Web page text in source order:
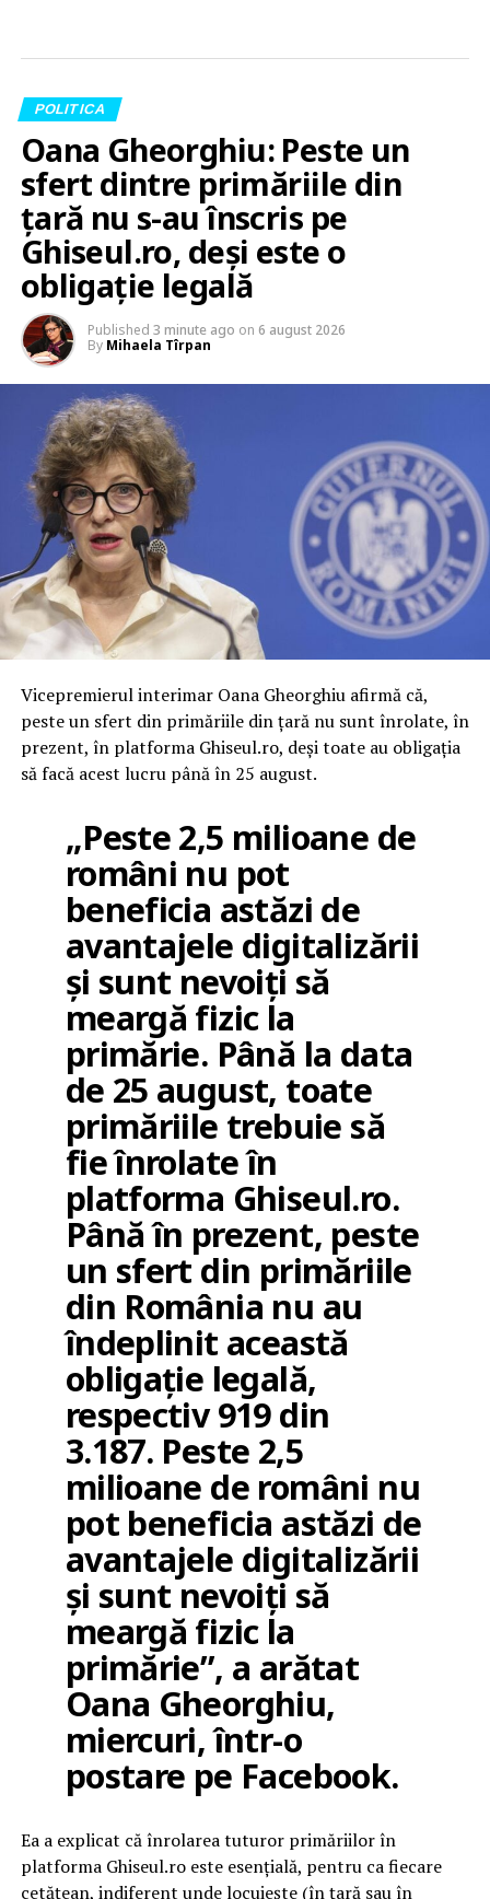
POLITICA
Oana Gheorghiu: Peste un
sfert dintre primăriile din
țară nu s-au înscris pe
Ghiseul.ro, deși este o
obligație legală
Published 3 minute ago on 6 august 2026
By Mihaela Tîrpan
Vicepremierul interimar Oana Gheorghiu afirmă că,
peste un sfert din primăriile din ţară nu sunt înrolate, în
prezent, în platforma Ghiseul.ro, deşi toate au obligaţia
să facă acest lucru până în 25 august.
„Peste 2,5 milioane de
români nu pot
beneficia astăzi de
avantajele digitalizării
şi sunt nevoiţi să
meargă fizic la
primărie. Până la data
de 25 august, toate
primăriile trebuie să
fie înrolate în
platforma Ghiseul.ro.
Până în prezent, peste
un sfert din primăriile
din România nu au
îndeplinit această
obligaţie legală,
respectiv 919 din
3.187. Peste 2,5
milioane de români nu
pot beneficia astăzi de
avantajele digitalizării
şi sunt nevoiţi să
meargă fizic la
primărie”, a arătat
Oana Gheorghiu,
miercuri, într-o
postare pe Facebook.
Ea a explicat că înrolarea tuturor primăriilor în
platforma Ghiseul.ro este esenţială, pentru ca fiecare
cetăţean, indiferent unde locuieşte (în ţară sau în